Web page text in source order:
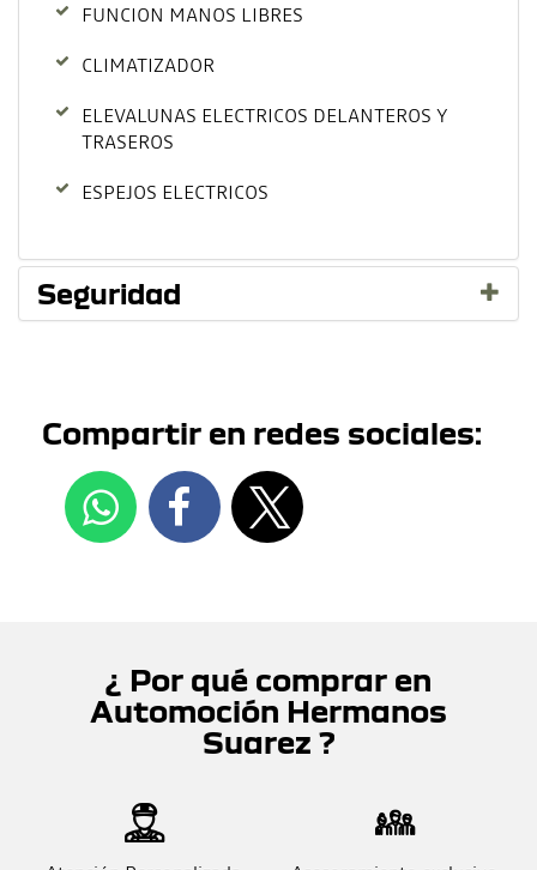
FUNCION MANOS LIBRES
CLIMATIZADOR
ELEVALUNAS ELECTRICOS DELANTEROS Y
TRASEROS
ESPEJOS ELECTRICOS
Seguridad
Compartir en redes sociales:
¿ Por qué comprar en
Automoción Hermanos
Suarez ?